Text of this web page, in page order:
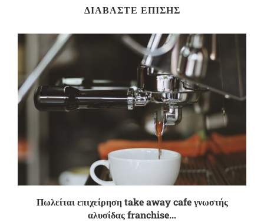
ΔΙΑΒΆΣΤΕ ΕΠΊΣΗΣ
Πωλείται επιχείρηση take away cafe γνωστής
αλυσίδας franchise...